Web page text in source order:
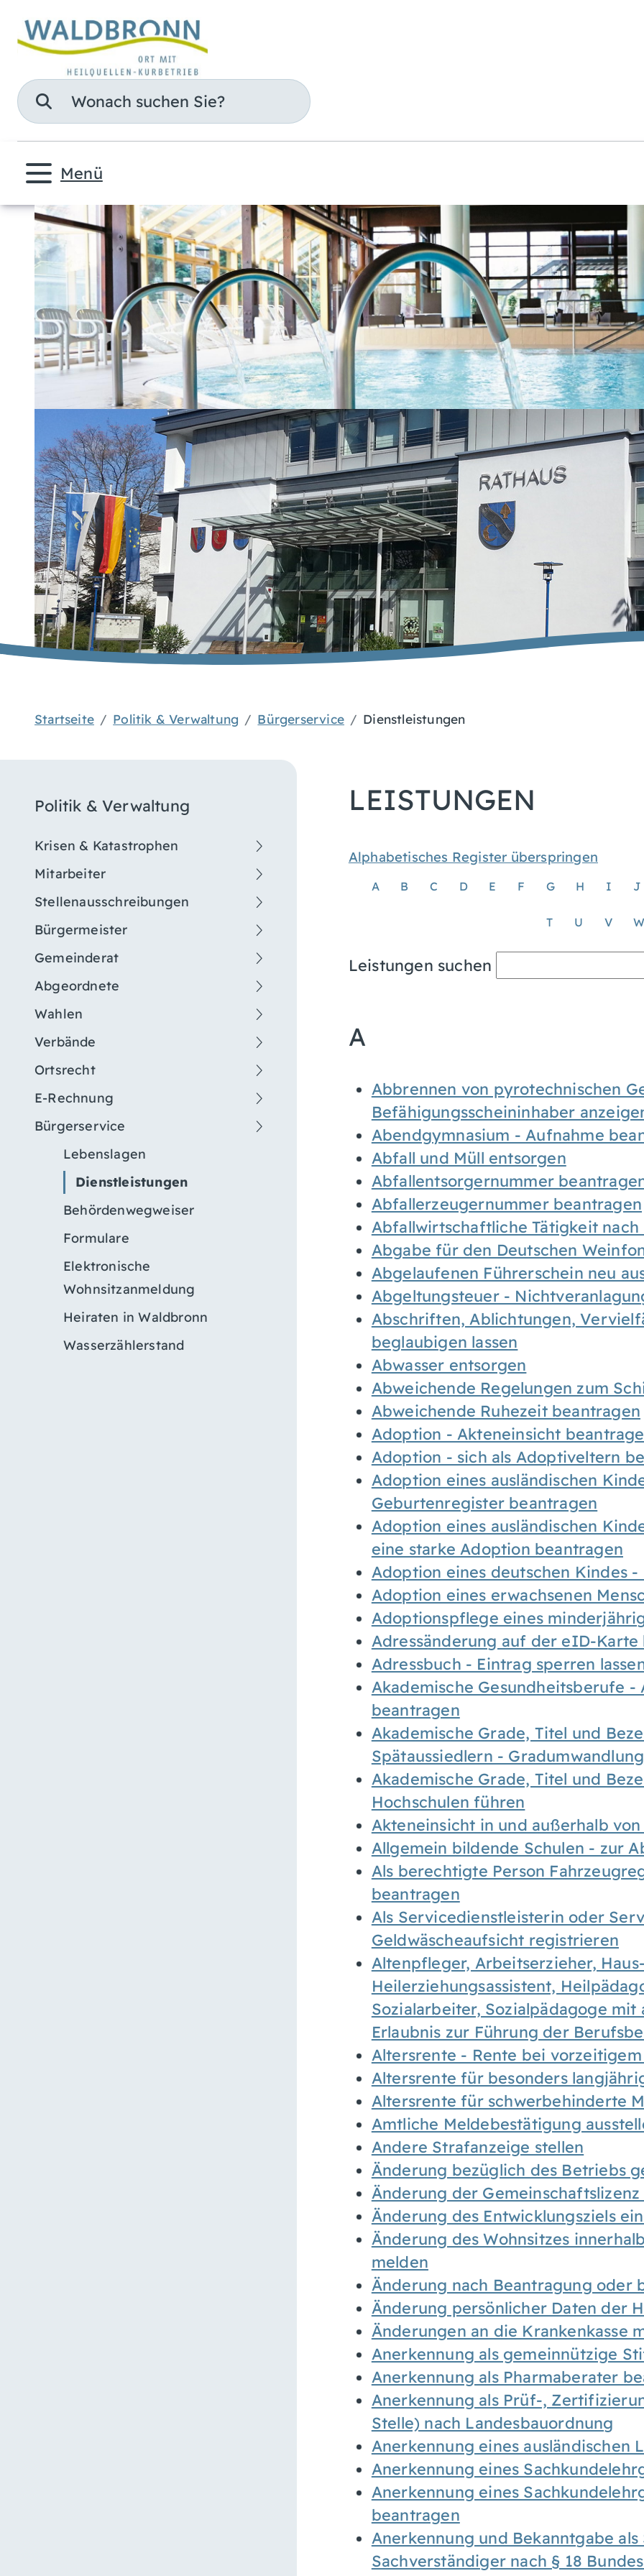
Suche
Menü
Startseite Politik & Verwaltung Bürgerservice Dienstleistungen
Politik & Verwaltung
Krisen & Katastrophen
Mitarbeiter
Stellenausschreibungen
Bürgermeister
Gemeinderat
Abgeordnete
Wahlen
Verbände
Ortsrecht
E-Rechnung
Bürgerservice
Lebenslagen
Dienstleistungen
Behördenwegweiser
Formulare
Elektronische
Wohnsitzanmeldung
Heiraten in Waldbronn
Wasserzählerstand
LEISTUNGEN
Alphabetisches Register überspringen
A B C D E F G H I J
T U V W
Leistungen suchen
A
Abbrennen von pyrotechnischen
Befähigungsscheininhaber
Abendgymnasium - Aufnahme
Abfall und Müll entsorgen
Abfallentsorgernummer
Abfallerzeugernummer beantragen
Abfallwirtschaftliche Tätigkeit
Abgabe für den Deutschen
Abgelaufenen Führerschein neu
Abgeltungsteuer -
Abschriften, Ablichtungen,
beglaubigen lassen
Abwasser entsorgen
Abweichende Regelungen zum
Abweichende Ruhezeit beantragen
Adoption - Akteneinsicht
Adoption - sich als Adoptiveltern
Adoption eines ausländischen
Geburtenregister beantragen
Adoption eines ausländischen
eine starke Adoption beantragen
Adoption eines deutschen Kindes
Adoption eines erwachsenen
Adoptionspflege eines
Adressänderung auf der eID-Karte
Adressbuch - Eintrag sperren
Akademische Gesundheitsberufe
beantragen
Akademische Grade, Titel und
Spätaussiedlern -
Akademische Grade, Titel und
Hochschulen führen
Akteneinsicht in und außerhalb
Allgemein bildende Schulen - zur
Als berechtigte Person
beantragen
Als Servicedienstleisterin oder
Geldwäscheaufsicht registrieren
Altenpfleger, Arbeitserzieher,
Heilerziehungsassistent,
Sozialarbeiter, Sozialpädagoge
Erlaubnis zur Führung der
Altersrente - Rente bei
Altersrente für besonders
Altersrente für schwerbehinderte
Amtliche Meldebestätigung
Andere Strafanzeige stellen
Änderung bezüglich des Betriebs
Änderung der
Änderung des Entwicklungsziels
Änderung des Wohnsitzes
melden
Änderung nach Beantragung oder
Änderung persönlicher Daten der
Änderungen an die Krankenkasse
Anerkennung als gemeinnützige
Anerkennung als Pharmaberater
Anerkennung als Prüf-,
Stelle) nach Landesbauordnung
Anerkennung eines ausländischen
Anerkennung eines
Anerkennung eines
beantragen
Anerkennung und Bekanntgabe
Sachverständiger nach § 18